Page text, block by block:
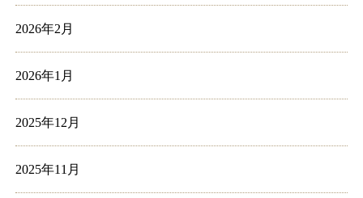
2026年2月
2026年1月
2025年12月
2025年11月